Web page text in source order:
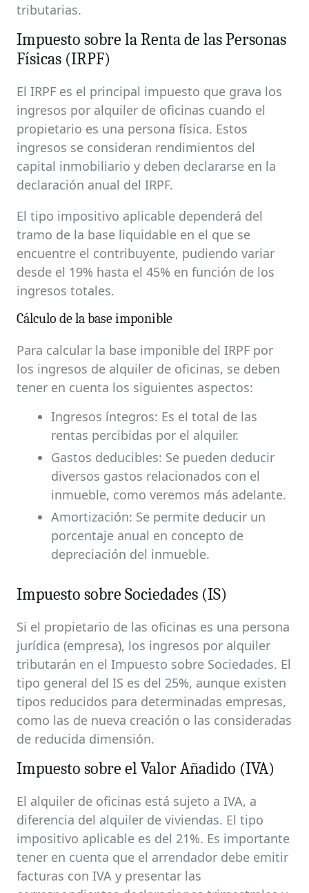
tributarias.
Impuesto sobre la Renta de las Personas
Físicas (IRPF)
El IRPF es el principal impuesto que grava los
ingresos por alquiler de oficinas cuando el
propietario es una persona física. Estos
ingresos se consideran rendimientos del
capital inmobiliario y deben declararse en la
declaración anual del IRPF.
El tipo impositivo aplicable dependerá del
tramo de la base liquidable en el que se
encuentre el contribuyente, pudiendo variar
desde el 19% hasta el 45% en función de los
ingresos totales.
Cálculo de la base imponible
Para calcular la base imponible del IRPF por
los ingresos de alquiler de oficinas, se deben
tener en cuenta los siguientes aspectos:
Ingresos íntegros: Es el total de las
rentas percibidas por el alquiler.
Gastos deducibles: Se pueden deducir
diversos gastos relacionados con el
inmueble, como veremos más adelante.
Amortización: Se permite deducir un
porcentaje anual en concepto de
depreciación del inmueble.
Impuesto sobre Sociedades (IS)
Si el propietario de las oficinas es una persona
jurídica (empresa), los ingresos por alquiler
tributarán en el Impuesto sobre Sociedades. El
tipo general del IS es del 25%, aunque existen
tipos reducidos para determinadas empresas,
como las de nueva creación o las consideradas
de reducida dimensión.
Impuesto sobre el Valor Añadido (IVA)
El alquiler de oficinas está sujeto a IVA, a
diferencia del alquiler de viviendas. El tipo
impositivo aplicable es del 21%. Es importante
tener en cuenta que el arrendador debe emitir
facturas con IVA y presentar las